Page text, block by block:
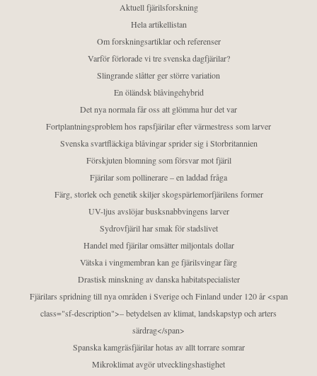
Aktuell fjärilsforskning
Hela artikellistan
Om forskningsartiklar och referenser
Varför förlorade vi tre svenska dagfjärilar?
Slingrande slåtter ger större variation
En öländsk blåvingehybrid
Det nya normala får oss att glömma hur det var
Fortplantningsproblem hos rapsfjärilar efter värmestress som larver
Svenska svartfläckiga blåvingar sprider sig i Storbritannien
Förskjuten blomning som försvar mot fjäril
Fjärilar som pollinerare – en laddad fråga
Färg, storlek och genetik skiljer skogspärlemorfjärilens former
UV-ljus avslöjar busksnabbvingens larver
Sydrovfjäril har smak för stadslivet
Handel med fjärilar omsätter miljontals dollar
Vätska i vingmembran kan ge fjärilsvingar färg
Drastisk minskning av danska habitatspecialister
Fjärilars spridning till nya områden i Sverige och Finland under 120 år <span
class="sf-description">– betydelsen av klimat, landskapstyp och arters
särdrag</span>
Spanska kamgräsfjärilar hotas av allt torrare somrar
Mikroklimat avgör utvecklingshastighet